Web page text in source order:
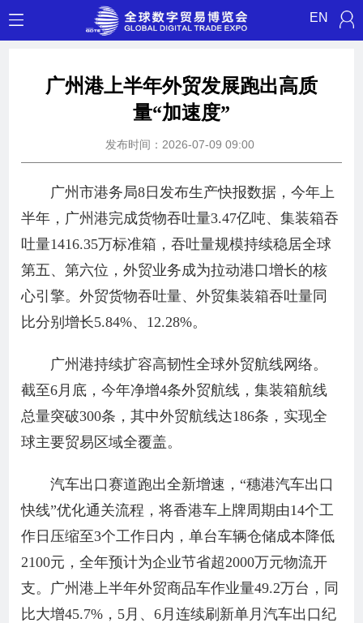
EN
广州港上半年外贸发展跑出高质
量“加速度”
发布时间：2026-07-09 09:00
广州市港务局8日发布生产快报数据，今年上
半年，广州港完成货物吞吐量3.47亿吨、集装箱吞
吐量1416.35万标准箱，吞吐量规模持续稳居全球
第五、第六位，外贸业务成为拉动港口增长的核
心引擎。外贸货物吞吐量、外贸集装箱吞吐量同
比分别增长5.84%、12.28%。
广州港持续扩容高韧性全球外贸航线网络。
截至6月底，今年净增4条外贸航线，集装箱航线
总量突破300条，其中外贸航线达186条，实现全
球主要贸易区域全覆盖。
汽车出口赛道跑出全新增速，“穗港汽车出口
快线”优化通关流程，将香港车上牌周期由14个工
作日压缩至3个工作日内，单台车辆仓储成本降低
2100元，全年预计为企业节省超2000万元物流开
支。广州港上半年外贸商品车作业量49.2万台，同
比大增45.7%，5月、6月连续刷新单月汽车出口纪